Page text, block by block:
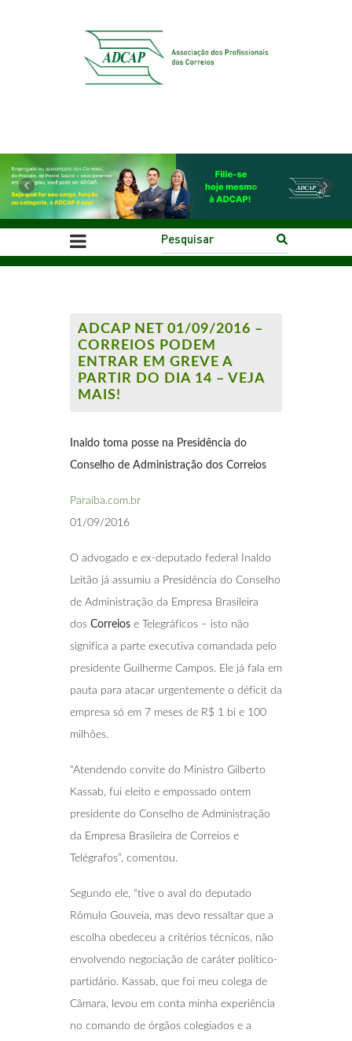
Previous Next
ADCAP NET 01/09/2016 –
CORREIOS PODEM
ENTRAR EM GREVE A
PARTIR DO DIA 14 – VEJA
MAIS!
Inaldo toma posse na Presidência do
Conselho de Administração dos Correios
Paraíba.com.br
01/09/2016
O advogado e ex-deputado federal Inaldo
Leitão já assumiu a Presidência do Conselho
de Administração da Empresa Brasileira
dos Correios e Telegráficos – isto não
significa a parte executiva comandada pelo
presidente Guilherme Campos. Ele já fala em
pauta para atacar urgentemente o déficit da
empresa só em 7 meses de R$ 1 bi e 100
milhões.
“Atendendo convite do Ministro Gilberto
Kassab, fui eleito e empossado ontem
presidente do Conselho de Administração
da Empresa Brasileira de Correios e
Telégrafos”, comentou.
Segundo ele, “tive o aval do deputado
Rômulo Gouveia, mas devo ressaltar que a
escolha obedeceu a critérios técnicos, não
envolvendo negociação de caráter político-
partidário. Kassab, que foi meu colega de
Câmara, levou em conta minha experiência
no comando de órgãos colegiados e a